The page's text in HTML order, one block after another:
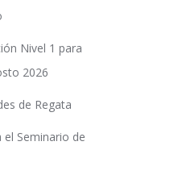
Nivel 1 para
2026
de Regata
el Seminario de